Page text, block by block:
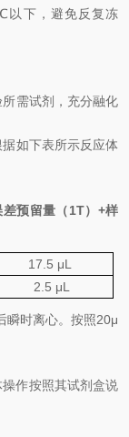
以下，避免反复冻
需试剂 ， 充分融化
据如下表所示反应体
差预留量（1T） +样
17.5 μL
2.5 μL
瞬时离心。按照20μ
操作按照其试剂盒说